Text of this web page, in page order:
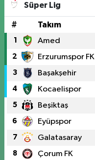
Süper Lig
# Takım
1 Amed
2 Erzurumspor FK
3 Başakşehir
4 Kocaelispor
5 Beşiktaş
6 Eyüpspor
7 Galatasaray
8 Çorum FK